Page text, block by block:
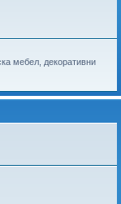
мебел, декоративни